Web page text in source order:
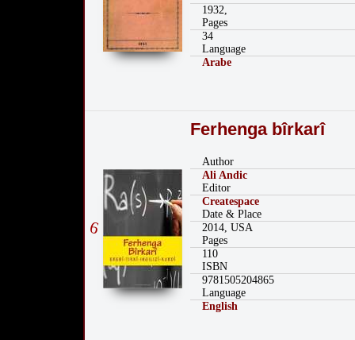
1932,
Pages
34
Language
Arabe
6
Ferhenga bîrkarî
Author
Ali Andic
Editor
Createspace
Date & Place
2014, USA
Pages
110
ISBN
9781505204865
Language
English